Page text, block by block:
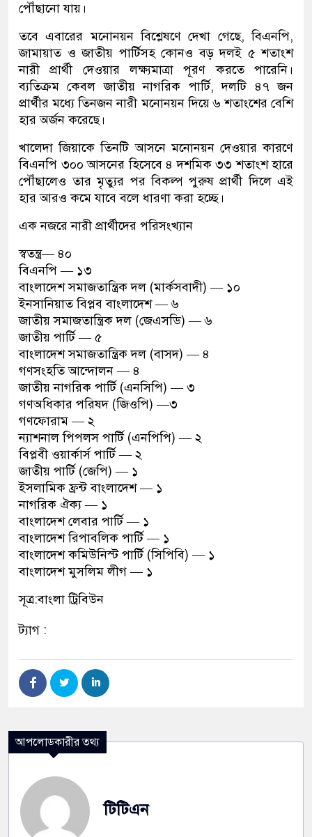
পৌঁছানো যায়।
তবে এবারের মনোনয়ন বিশ্লেষণে দেখা গেছে, বিএনপি,
জামায়াত ও জাতীয় পার্টিসহ কোনও বড় দলই ৫ শতাংশ
নারী প্রার্থী দেওয়ার লক্ষ্যমাত্রা পূরণ করতে পারেনি।
ব্যতিক্রম কেবল জাতীয় নাগরিক পার্টি, দলটি ৪৭ জন
প্রার্থীর মধ্যে তিনজন নারী মনোনয়ন দিয়ে ৬ শতাংশের বেশি
হার অর্জন করেছে।
খালেদা জিয়াকে তিনটি আসনে মনোনয়ন দেওয়ার কারণে
বিএনপি ৩০০ আসনের হিসেবে ৪ দশমিক ৩৩ শতাংশ হারে
পৌঁছালেও তার মৃত্যুর পর বিকল্প পুরুষ প্রার্থী দিলে এই
হার আরও কমে যাবে বলে ধারণা করা হচ্ছে।
এক নজরে নারী প্রার্থীদের পরিসংখ্যান
স্বতন্ত্র— ৪০
বিএনপি — ১৩
বাংলাদেশ সমাজতান্ত্রিক দল (মার্কসবাদী) — ১০
ইনসানিয়াত বিপ্লব বাংলাদেশ — ৬
জাতীয় সমাজতান্ত্রিক দল (জেএসডি) — ৬
জাতীয় পার্টি — ৫
বাংলাদেশ সমাজতান্ত্রিক দল (বাসদ) — ৪
গণসংহতি আন্দোলন — ৪
জাতীয় নাগরিক পার্টি (এনসিপি) — ৩
গণঅধিকার পরিষদ (জিওপি) —৩
গণফোরাম — ২
ন্যাশনাল পিপলস পার্টি (এনপিপি) — ২
বিপ্লবী ওয়ার্কার্স পার্টি — ২
জাতীয় পার্টি (জেপি) — ১
ইসলামিক ফ্রন্ট বাংলাদেশ — ১
নাগরিক ঐক্য — ১
বাংলাদেশ লেবার পার্টি — ১
বাংলাদেশ রিপাবলিক পার্টি — ১
বাংলাদেশ কমিউনিস্ট পার্টি (সিপিবি) — ১
বাংলাদেশ মুসলিম লীগ — ১
সূত্র:বাংলা ট্রিবিউন
ট্যাগ :
আপলোডকারীর তথ্য
টিটিএন